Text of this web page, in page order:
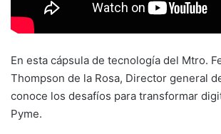
En esta cápsula de tecnología del Mtro.
Thompson de la Rosa, Director general
conoce los desafíos para transformar
Pyme.